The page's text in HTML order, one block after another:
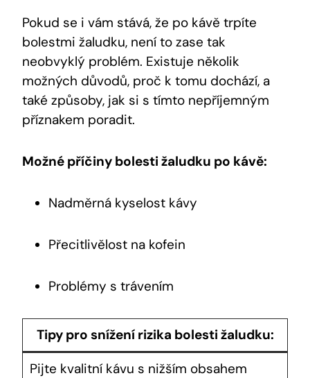
Pokud se i vám stává, že po kávě trpíte
bolestmi žaludku, není to zase tak
neobvyklý problém. Existuje několik
možných důvodů, proč k tomu dochází, a
také způsoby, jak si s tímto nepříjemným
příznakem poradit.
Možné příčiny bolesti žaludku po kávě:
Nadměrná kyselost kávy
Přecitlivělost na kofein
Problémy s trávením
Tipy pro snížení rizika bolesti žaludku:
Pijte kvalitní kávu s nižším obsahem